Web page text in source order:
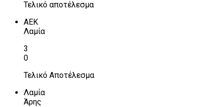
Τελικό αποτέλεσμα
ΑΕΚ
Λαμία
3
0
Τελικό Αποτέλεσμα
Λαμία
Άρης